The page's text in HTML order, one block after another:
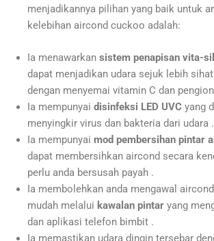
menjadikannya pilihan yang baik untuk
kelebihan aircond cuckoo adalah:
Ia menawarkan sistem penapisan vita-
dapat menjadikan udara sejuk lebih
dengan menyemai vitamin C dan
Ia mempunyai disinfeksi LED UVC yang
menyingkir virus dan bakteria dari udara .
Ia mempunyai mod pembersihan pintar
dapat membersihkan aircond secara
perlu anda bersusah payah .
Ia membolehkan anda mengawal
mudah melalui kawalan pintar yang
dan aplikasi telefon bimbit .
Ia memastikan udara dingin tersebar